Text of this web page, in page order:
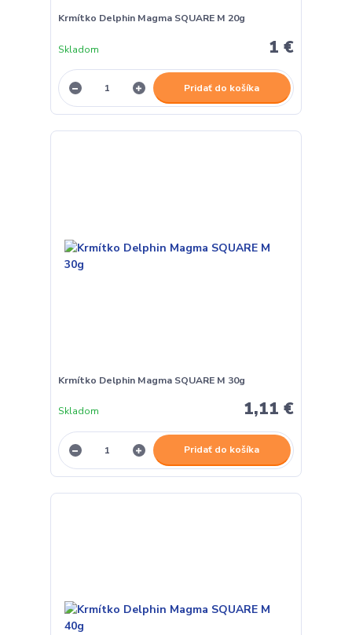
Krmítko Delphin Magma SQUARE M 20g
1 €
Skladom
Pridať do košíka
Krmítko Delphin Magma SQUARE M 30g
1,11 €
Skladom
Pridať do košíka